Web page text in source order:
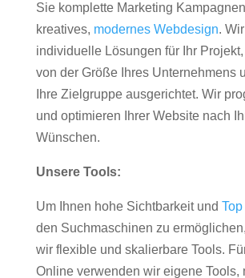
Sie komplette Marketing
kreatives, modernes Webdesign.
individuelle Lösungen für Ihr
von der Größe Ihres Unternehmens
Ihre Zielgruppe ausgerichtet. Wir
und optimieren Ihrer Website nach
Wünschen.
Unsere Tools:
Um Ihnen hohe Sichtbarkeit und
den Suchmaschinen zu
wir flexible und skalierbare Tools.
Online verwenden wir eigene Tools,